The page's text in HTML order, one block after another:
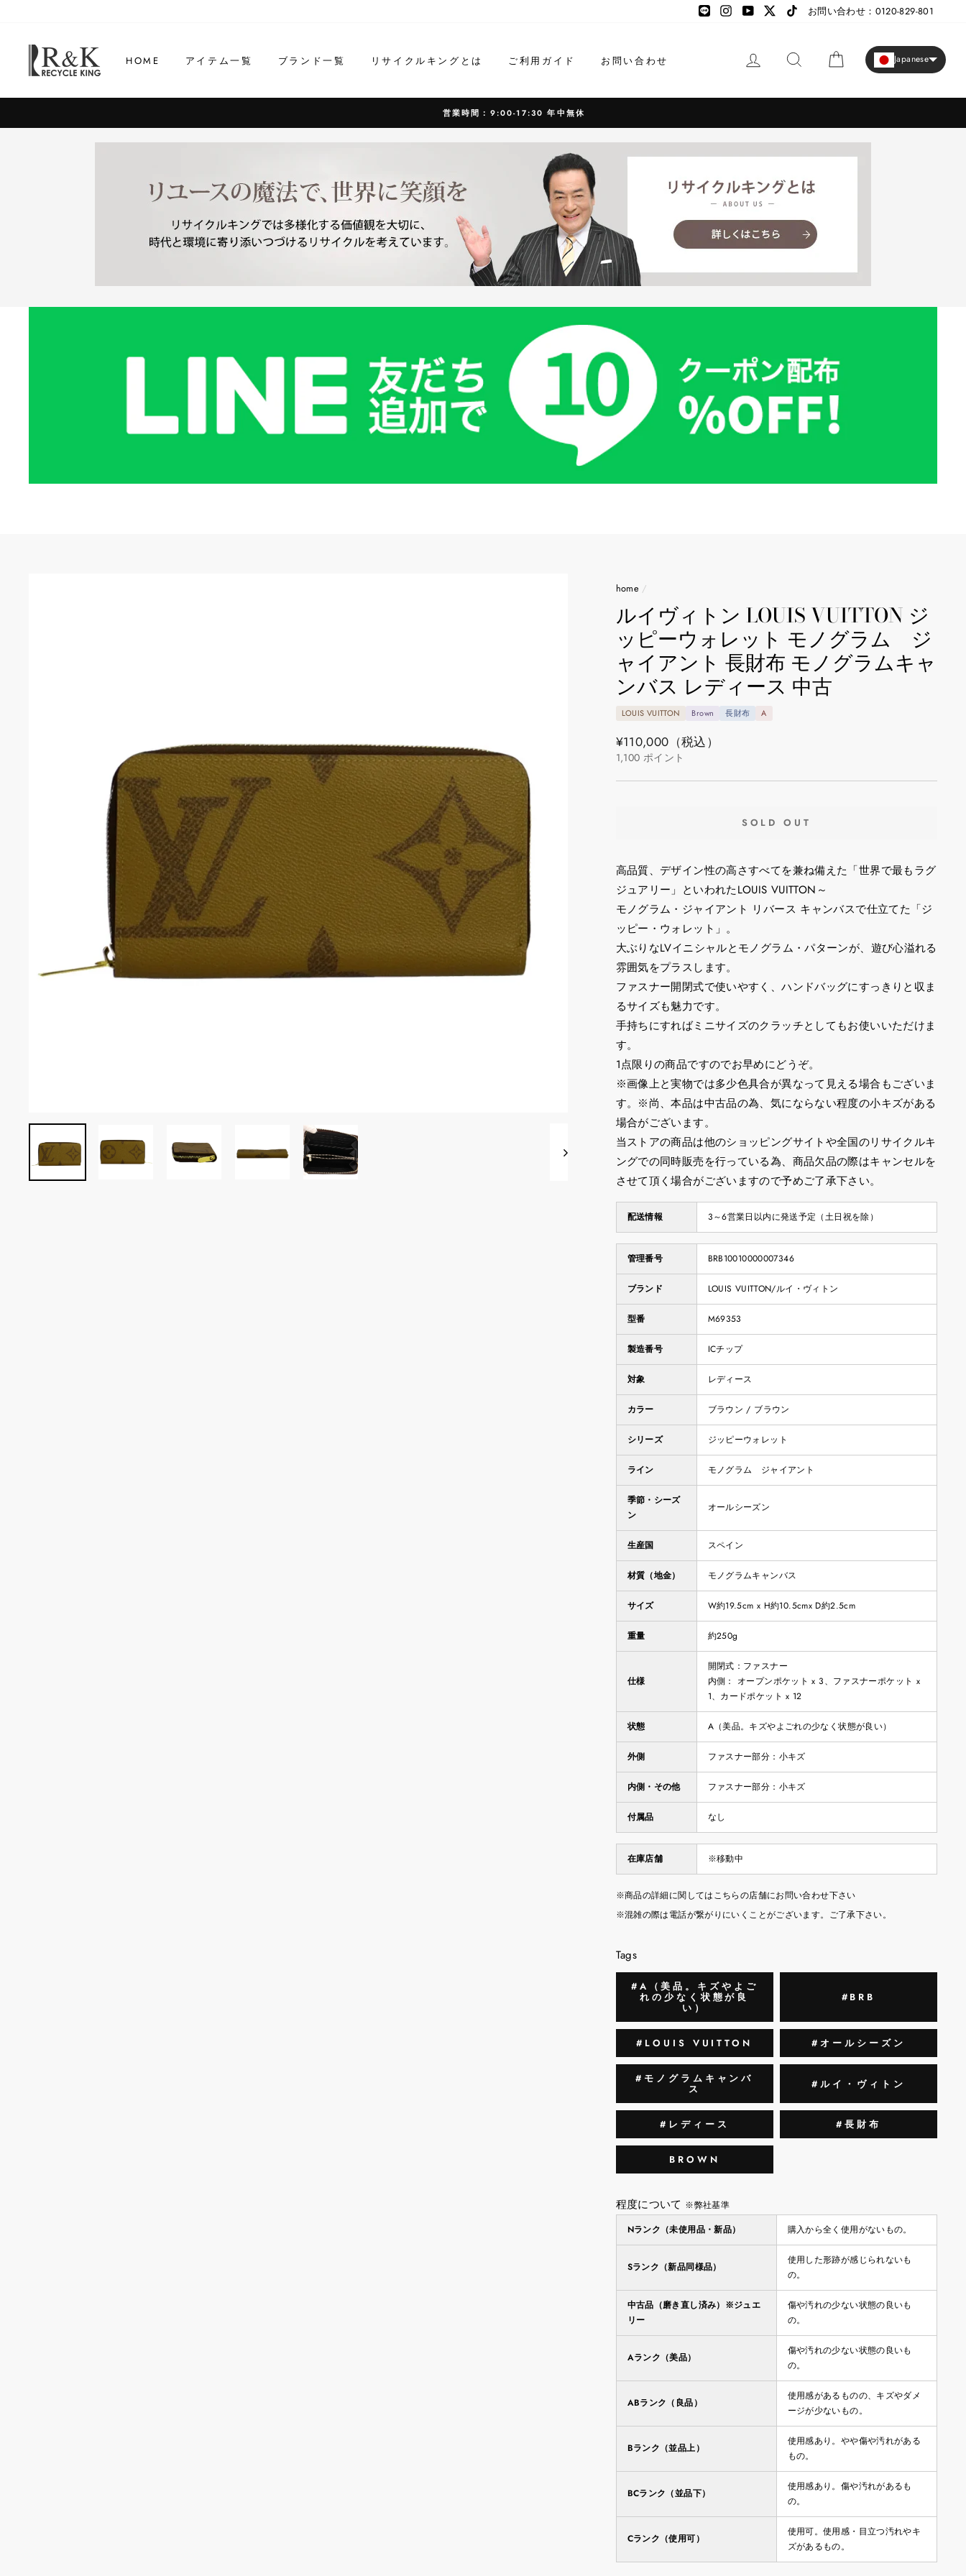
ス
LINE
LINE InstagramYouTube TikTok
お問い合わせ：0120-829-801
HOME アイテム一覧 ブランド一覧 リサイクルキングとは ご利用ガイド お問い合わせ ログイン カート Japanese
営業時間：9:00-17:30 年中無休
home /
ルイヴィトン LOUIS VUITTON ジ
ッピーウォレット モノグラム ジ
ャイアント 長財布 モノグラムキャ
ンバス レディース 中古
LOUIS VUITTON Brown 長財布 A
通
常
価
¥110,000 （税込）
1,100 ポイント
SOLD OUT
高品質、デザイン性の高さすべてを兼ね備えた「世界で最もラグ
ジュアリー」といわれたLOUIS VUITTON～
モノグラム・ジャイアント リバース キャンバスで仕立てた「ジ
ッピー・ウォレット」。
大ぶりなLVイニシャルとモノグラム・パターンが、遊び心溢れる
雰囲気をプラスします。
ファスナー開閉式で使いやすく、ハンドバッグにすっきりと収ま
るサイズも魅力です。
手持ちにすればミニサイズのクラッチとしてもお使いいただけま
す。
1点限りの商品ですのでお早めにどうぞ。
※画像上と実物では多少色具合が異なって見える場合もございま
す。※尚、本品は中古品の為、気にならない程度の小キズがある
場合がございます。
当ストアの商品は他のショッピングサイトや全国のリサイクルキ
ングでの同時販売を行っている為、商品欠品の際はキャンセルを
させて頂く場合がございますので予めご了承下さい。
配送情報 3～6営業日以内に発送予定（土日祝を除）
管理番号 BRB10010000007346
ブランド LOUIS VUITTON/ルイ・ヴィトン
型番 M69353
製造番号 ICチップ
対象 レディース
カラー ブラウン / ブラウン
シリーズ ジッピーウォレット
ライン モノグラム ジャイアント
季節・シーズ
ン
オールシーズン
生産国 スペイン
材質（地金） モノグラムキャンバス
サイズ W約19.5cm x H約10.5cmx D約2.5cm
重量 約250g
仕様
開閉式：ファスナー
内側： オープンポケット x 3、ファスナーポケット x
1、カードポケット x 12
状態 A（美品。キズやよごれの少なく状態が良い）
外側 ファスナー部分：小キズ
内側・その他 ファスナー部分：小キズ
付属品 なし
在庫店舗 ※移動中
※商品の詳細に関してはこちらの店舗にお問い合わせ下さい
※混雑の際は電話が繋がりにいくことがございます。ご了承下さい。
Tags
#A（美品。キズやよご
れの少なく状態が良
い）
#BRB
#LOUIS VUITTON #オールシーズン
#モノグラムキャンバ
ス #ルイ・ヴィトン
#レディース #長財布
BROWN
程度について ※弊社基準
Nランク（未使用品・新品）
購入から全く使用がないもの。
Sランク（新品同様品）
使用した形跡が感じられないも
の。
中古品（磨き直し済み）※ジュエ
リー
傷や汚れの少ない状態の良いも
の。
Aランク（美品）
傷や汚れの少ない状態の良いも
の。
ABランク（良品）
使用感があるものの、キズやダメ
ージが少ないもの。
Bランク（並品上）
使用感あり。やや傷や汚れがある
もの。
BCランク（並品下）
使用感あり。傷や汚れがあるも
の。
Cランク（使用可）
使用可。使用感・目立つ汚れやキ
ズがあるもの。